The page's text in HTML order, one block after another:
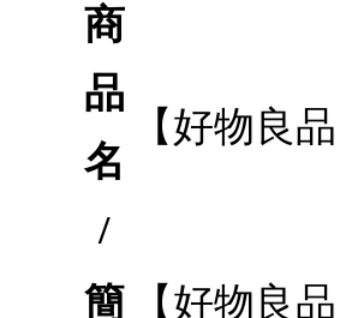
商
品
名
/
【好物良
簡
【好物良